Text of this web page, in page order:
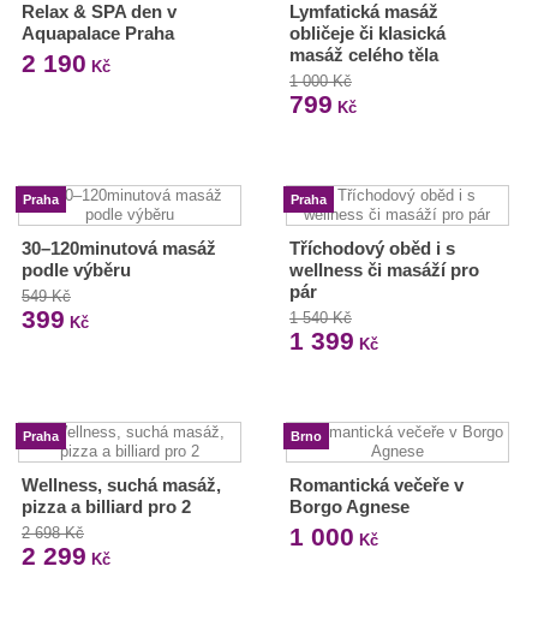
Relax & SPA den v
Aquapalace Praha
2 190 Kč
Lymfatická masáž
obličeje či klasická
masáž celého těla
1 000 Kč
799 Kč
Praha
30–120minutová masáž
podle výběru
549 Kč
399 Kč
Praha
Tříchodový oběd i s
wellness či masáží pro
pár
1 540 Kč
1 399 Kč
Praha
Wellness, suchá masáž,
pizza a billiard pro 2
2 698 Kč
2 299 Kč
Brno
Romantická večeře v
Borgo Agnese
1 000 Kč